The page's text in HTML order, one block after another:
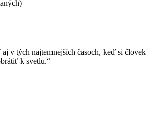
v tých najtemnejších časoch, keď si človek
k svetlu.